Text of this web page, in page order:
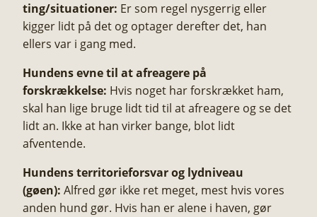
ting/situationer: Er som regel nysgerrig eller
kigger lidt på det og optager derefter det, han
ellers var i gang med.
Hundens evne til at afreagere på
forskrækkelse: Hvis noget har forskrækket ham,
skal han lige bruge lidt tid til at afreagere og se det
lidt an. Ikke at han virker bange, blot lidt
afventende.
Hundens territorieforsvar og lydniveau
(gøen): Alfred gør ikke ret meget, mest hvis vores
anden hund gør. Hvis han er alene i haven, gør